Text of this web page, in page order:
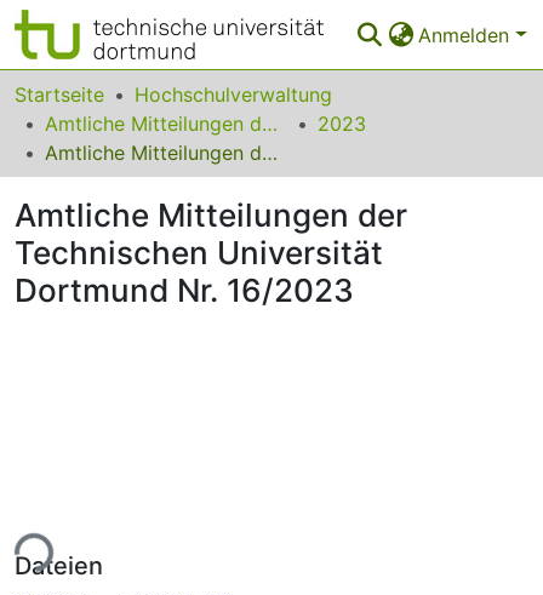
Anmelden
Bereiche & Sammlungen
Das gesamte Repositorium
FAQ
Leitlinien
Startseite
Hochschulverwaltung
Amtliche Mitteilungen der Technischen Universität Dortmund
2023
Amtliche Mitteilungen der Technischen Universität Dortmund Nr. 16/2023
Amtliche Mitteilungen der
Technischen Universität
Dortmund Nr. 16/2023
Dateien